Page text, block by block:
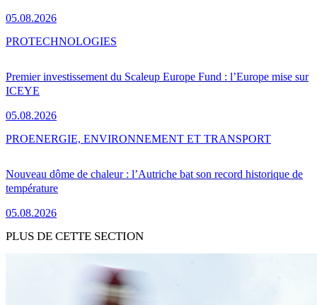
05.08.2026
Premier investissement du Scaleup Europe Fund : l’Europe mise sur
ICEYE
05.08.2026
PROTECHNOLOGIES
Nouveau dôme de chaleur : l’Autriche bat son record historique de
température
05.08.2026
PROENERGIE, ENVIRONNEMENT ET TRANSPORT
PLUS DE CETTE SECTION